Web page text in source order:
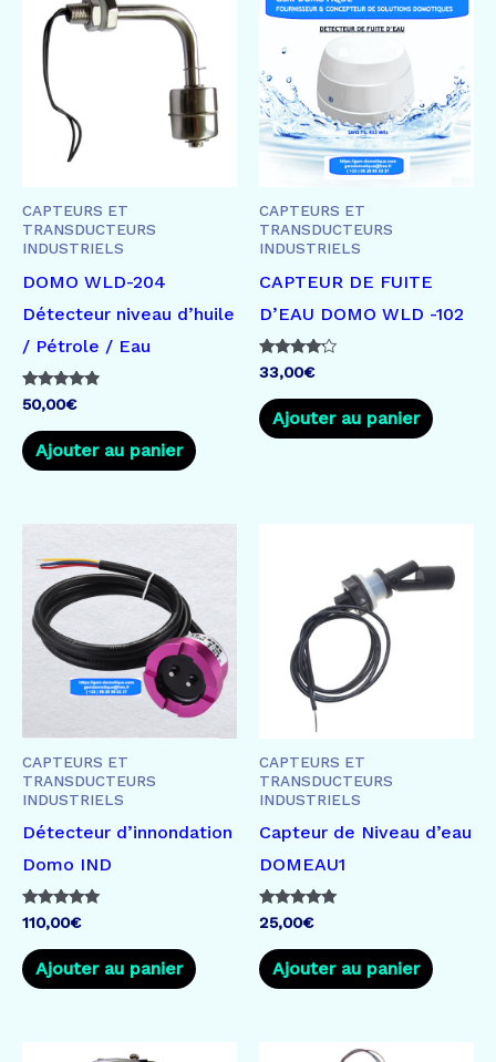
CAPTEURS ET
TRANSDUCTEURS
INDUSTRIELS
DOMO WLD-204
Détecteur niveau d’huile
/ Pétrole / Eau
Note
4.67
sur 5
50,00€
Ajouter au panier
CAPTEURS ET
TRANSDUCTEURS
INDUSTRIELS
CAPTEUR DE FUITE
D’EAU DOMO WLD -102
Note
4.00
sur 5
33,00€
Ajouter au panier
CAPTEURS ET
TRANSDUCTEURS
INDUSTRIELS
Détecteur d’innondation
Domo IND
Note
5.00
sur 5
110,00€
Ajouter au panier
CAPTEURS ET
TRANSDUCTEURS
INDUSTRIELS
Capteur de Niveau d’eau
DOMEAU1
Note
5.00
sur 5
25,00€
Ajouter au panier